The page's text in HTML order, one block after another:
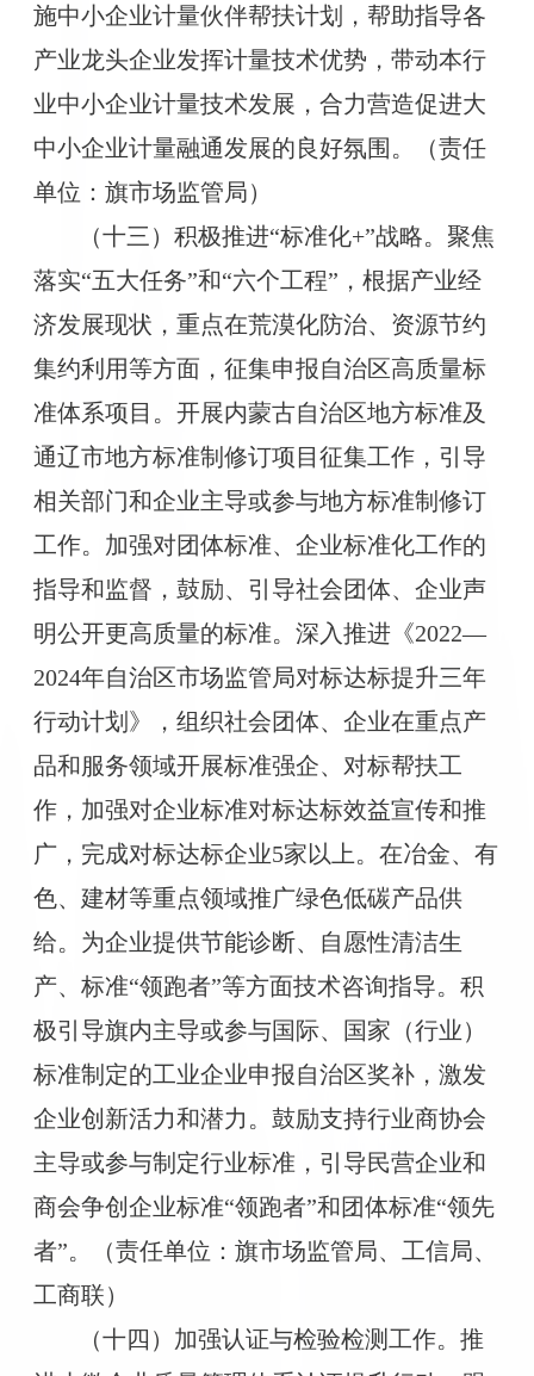
施中小企业计量伙伴帮扶计划，帮助指导各
产业龙头企业发挥计量技术优势，带动本行
业中小企业计量技术发展，合力营造促进大
中小企业计量融通发展的良好氛围。（责任
单位：旗市场监管局）
（十三）积极推进“标准化+”战略。聚焦
落实“五大任务”和“六个工程”，根据产业经
济发展现状，重点在荒漠化防治、资源节约
集约利用等方面，征集申报自治区高质量标
准体系项目。开展内蒙古自治区地方标准及
通辽市地方标准制修订项目征集工作，引导
相关部门和企业主导或参与地方标准制修订
工作。加强对团体标准、企业标准化工作的
指导和监督，鼓励、引导社会团体、企业声
明公开更高质量的标准。深入推进《2022—
2024年自治区市场监管局对标达标提升三年
行动计划》，组织社会团体、企业在重点产
品和服务领域开展标准强企、对标帮扶工
作，加强对企业标准对标达标效益宣传和推
广，完成对标达标企业5家以上。在冶金、有
色、建材等重点领域推广绿色低碳产品供
给。为企业提供节能诊断、自愿性清洁生
产、标准“领跑者”等方面技术咨询指导。积
极引导旗内主导或参与国际、国家（行业）
标准制定的工业企业申报自治区奖补，激发
企业创新活力和潜力。鼓励支持行业商协会
主导或参与制定行业标准，引导民营企业和
商会争创企业标准“领跑者”和团体标准“领先
者”。（责任单位：旗市场监管局、工信局、
工商联）
（十四）加强认证与检验检测工作。推